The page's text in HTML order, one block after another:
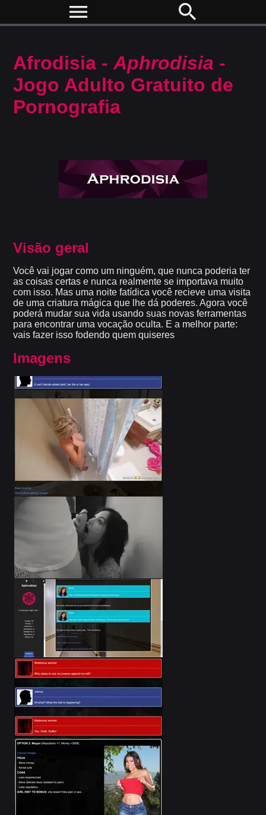
menu search
Afrodisia -Aphrodisia -
Jogo Adulto Gratuito de
Pornografia
Visão geral
Você vai jogar como um ninguém, que nunca poderia ter
as coisas certas e nunca realmente se importava muito
com isso. Mas uma noite fatídica você recieve uma visita
de uma criatura mágica que lhe dá poderes. Agora você
poderá mudar sua vida usando suas novas ferramentas
para encontrar uma vocação oculta. E a melhor parte:
vais fazer isso fodendo quem quiseres
Imagens